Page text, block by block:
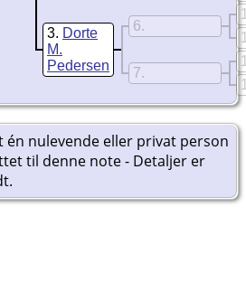
3 Dorte
M.
Pedersen
6
7
én nulevende eller privat person
til denne note - Detaljer er